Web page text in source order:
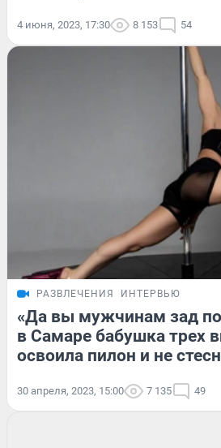
4 июня, 2023, 17:30 8 153 54
РАЗВЛЕЧЕНИЯ ИНТЕРВЬЮ
«Да вы мужчинам зад
в Самаре бабушка трех
освоила пилон и не
30 апреля, 2023, 15:00 7 135 49